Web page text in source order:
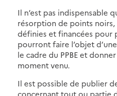
Il n’est pas indispensable
résorption de points
définies et financées pour
pourront faire l’objet
le cadre du PPBE et
moment venu.
Il est possible de publier
concernant tout ou partie